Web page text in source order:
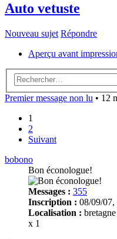
Auto vetuste
Nouveau sujet Répondre
Aperçu avant
Premier message non lu • 12
1
2
Suivant
bobono
Bon éconologue!
Messages : 355
Inscription : 08/09/07,
Localisation : bretagne
x 1